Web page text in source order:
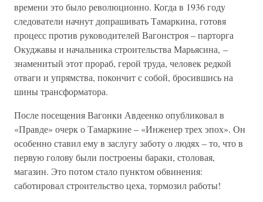
времени это было революционно. Когда в 1936 году
следователи начнут допрашивать Тамаркина, готовя
процесс против руководителей Вагонстроя – парторга
Окуджавы и начальника строительства Марьясина, –
знаменитый этот прораб, герой труда, человек редкой
отваги и упрямства, покончит с собой, бросившись на
шины трансформатора.
После посещения Вагонки Авдеенко опубликовал в
«Правде» очерк о Тамаркине – «Инженер трех эпох». Он
особенно ставил ему в заслугу заботу о людях – то, что в
первую голову были построены бараки, столовая,
магазин. Это потом стало пунктом обвинения:
саботировал строительство цеха, тормозил работы!